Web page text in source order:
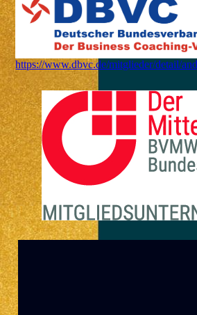
https://www.dbvc.de/mitglieder/detail/